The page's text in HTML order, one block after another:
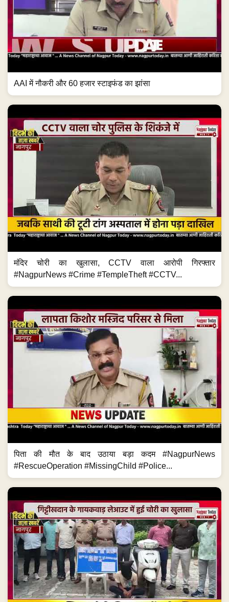
AAI में नौकरी और 60 हजार स्टाइफंड का झांसा
मंदिर चोरी का खुलासा, CCTV वाला आरोपी गिरफ्तार
#NagpurNews #Crime #TempleTheft #CCTV...
पिता की मौत के बाद उठाया बड़ा कदम #NagpurNews
#RescueOperation #MissingChild #Police...